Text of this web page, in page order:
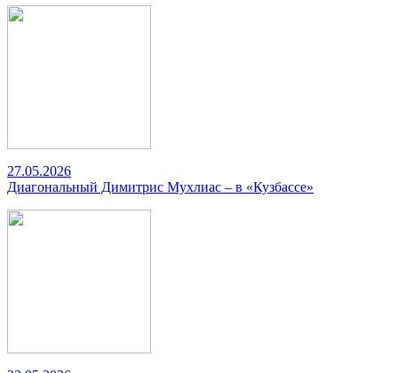
27.05.2026
Диагональный Димитрис Мухлиас – в «Кузбассе»